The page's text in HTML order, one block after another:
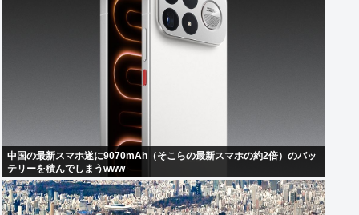
中国の最新スマホ遂に9070mAh（そこらの最新スマホの約2倍）のバッ
テリーを積んでしまうwww